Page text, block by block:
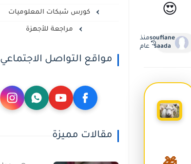
😍
soufiane
saada
منذ
عام
كورس شبكات المعلوميات
مراجعة للأجهزة
مواقع التواصل الاجتماعي
مقالات مميزة